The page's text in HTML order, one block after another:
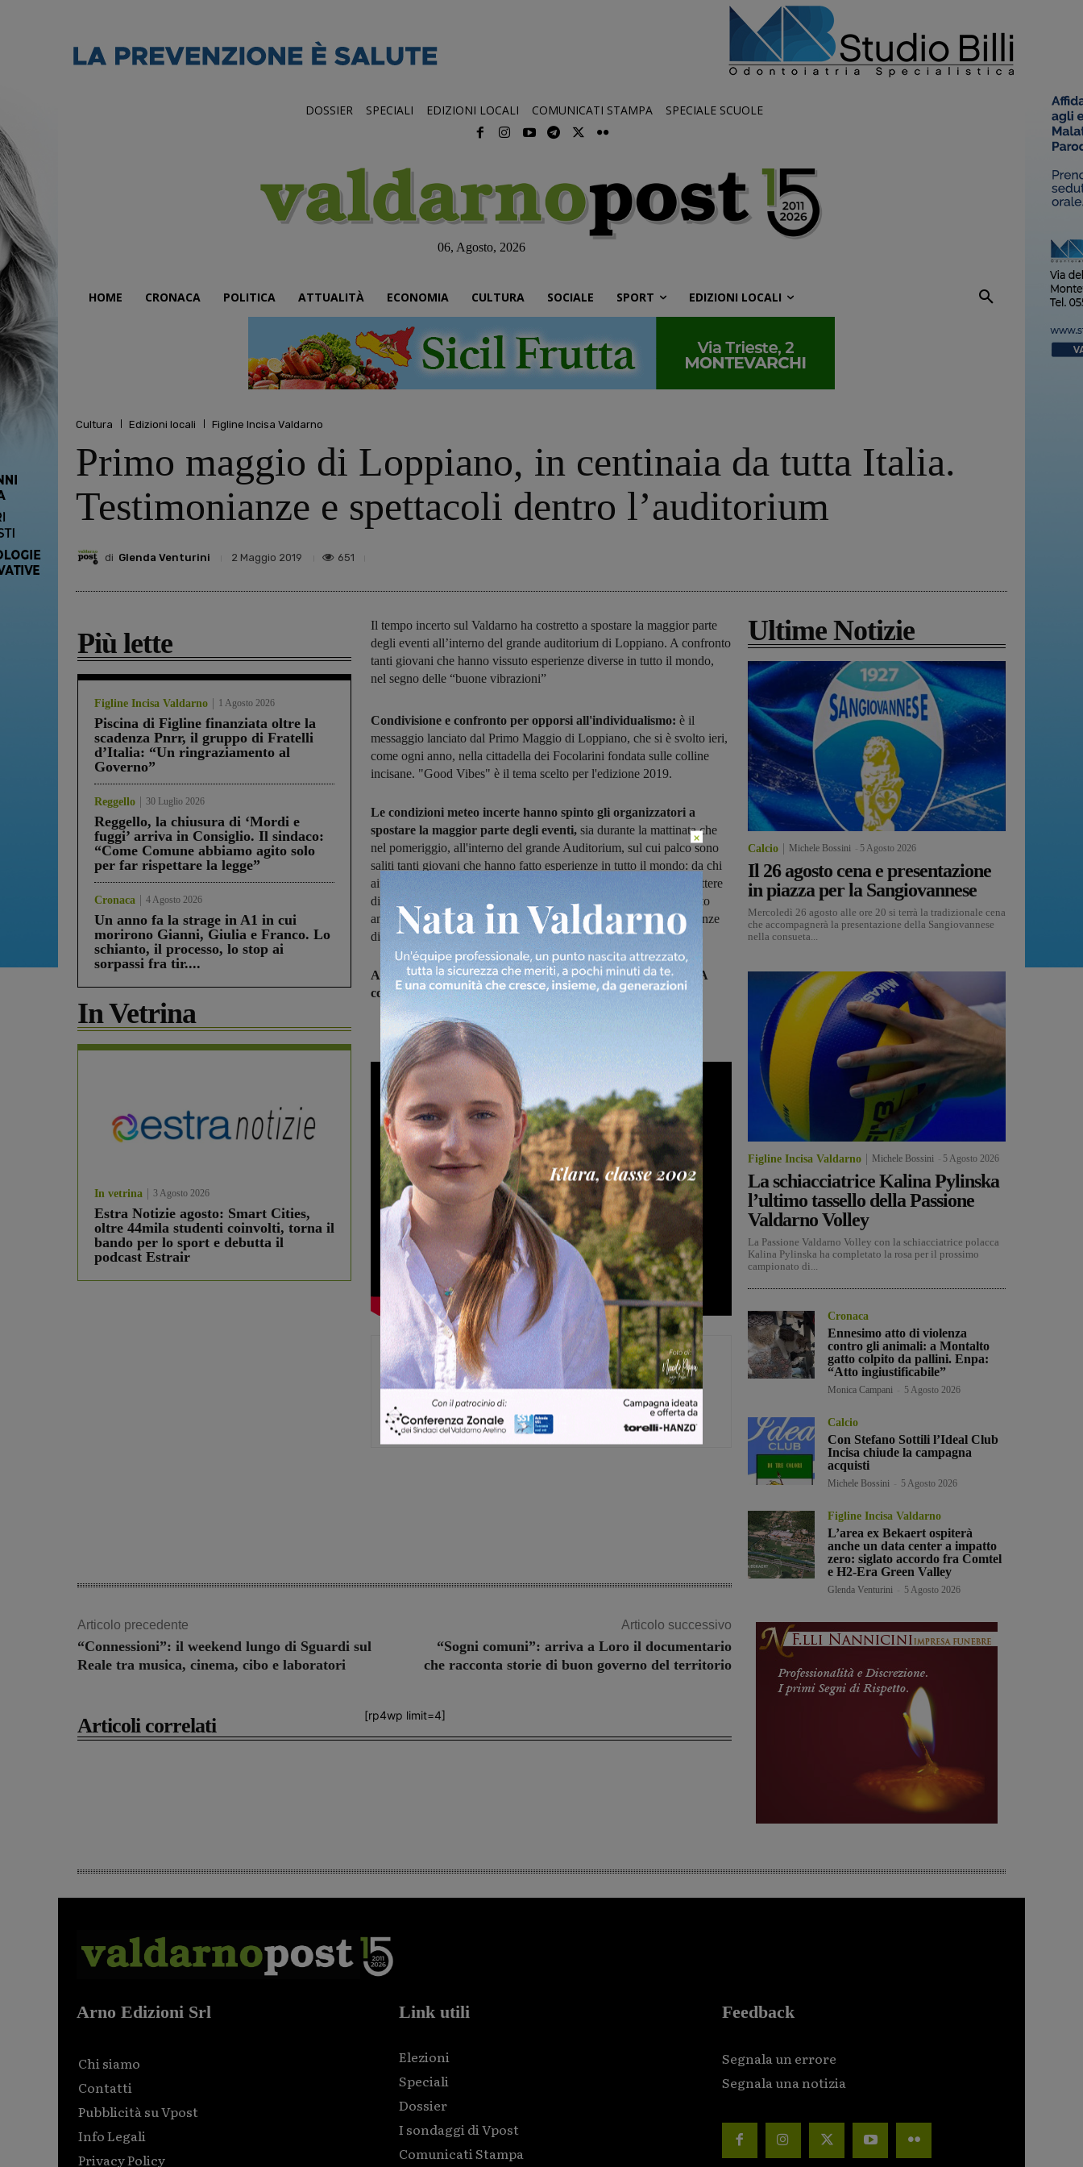
DOSSIER SPECIALI EDIZIONI LOCALI COMUNICATI STAMPA SPECIALE SCUOLE
06, Agosto, 2026
HOME CRONACA POLITICA ATTUALITÀ ECONOMIA CULTURA SOCIALE SPORT EDIZIONI LOCALI
Cultura Edizioni locali Figline Incisa Valdarno
Primo maggio di Loppiano, in centinaia da tutta Italia.
Testimonianze e spettacoli dentro l’auditorium
di Glenda Venturini 2 Maggio 2019 651
Più lette
Figline Incisa Valdarno 1 Agosto 2026
Piscina di Figline finanziata oltre la
scadenza Pnrr, il gruppo di Fratelli
d’Italia: “Un ringraziamento al
Governo”
Reggello 30 Luglio 2026
Reggello, la chiusura di ‘Mordi e
fuggi’ arriva in Consiglio. Il sindaco:
“Come Comune abbiamo agito solo
per far rispettare la legge”
Cronaca 4 Agosto 2026
Un anno fa la strage in A1 in cui
morirono Gianni, Giulia e Franco. Lo
schianto, il processo, lo stop ai
sorpassi fra tir....
In Vetrina
In vetrina 3 Agosto 2026
Estra Notizie agosto: Smart Cities,
oltre 44mila studenti coinvolti, torna il
bando per lo sport e debutta il
podcast Estrair
Il tempo incerto sul Valdarno ha costretto a spostare la maggior parte
degli eventi all’interno del grande auditorium di Loppiano. A confronto
tanti giovani che hanno vissuto esperienze diverse in tutto il mondo,
nel segno delle “buone vibrazioni”
Condivisione e confronto per opporsi all'individualismo: è il
messaggio lanciato dal Primo Maggio di Loppiano, che si è svolto ieri,
come ogni anno, nella cittadella dei Focolarini fondata sulle colline
incisane. "Good Vibes" è il tema scelto per l'edizione 2019.
Le condizioni meteo incerte hanno spinto gli organizzatori a
spostare la maggior parte degli eventi, sia durante la mattinata che
nel pomeriggio, all'interno del grande Auditorium, sul cui palco sono
saliti tanti giovani che hanno fatto esperienze in tutto il mondo: da chi
aiuta i senzatetto, a chi opera in associazioni che aiutano a combattere
dipendenze di ogni tipo, a chi opera in contesti difficili. Si è parlato
anche del confronto con religioni e confessioni diverse, di esperienze
di condivisione di un cammino comune.
A fare da cornice, musica, balli e iniziative anche all'esterno. A
concludere la giornata, invece, il conerto del Gen Rosso.
Glenda Venturini
Capo redattore
Articolo precedente
“Connessioni”: il weekend lungo di Sguardi sul
Reale tra musica, cinema, cibo e laboratori
Articolo successivo
“Sogni comuni”: arriva a Loro il documentario
che racconta storie di buon governo del territorio
[rp4wp limit=4]
Articoli correlati
Ultime Notizie
Calcio Michele Bossini 5 Agosto 2026
Il 26 agosto cena e presentazione
in piazza per la Sangiovannese
Mercoledì 26 agosto alle ore 20 si terrà la tradizionale cena
che accompagnerà la presentazione della Sangiovannese
nella consueta...
Figline Incisa Valdarno Michele Bossini 5 Agosto 2026
La schiacciatrice Kalina Pylinska
l’ultimo tassello della Passione
Valdarno Volley
La Passione Valdarno Volley con la schiacciatrice polacca
Kalina Pylinska ha completato la rosa per il prossimo
campionato di...
Cronaca
Ennesimo atto di violenza
contro gli animali: a Montalto
gatto colpito da pallini. Enpa:
“Atto ingiustificabile”
Monica Campani 5 Agosto 2026
Calcio
Con Stefano Sottili l’Ideal Club
Incisa chiude la campagna
acquisti
Michele Bossini 5 Agosto 2026
Figline Incisa Valdarno
L’area ex Bekaert ospiterà
anche un data center a impatto
zero: siglato accordo fra Comtel
e H2-Era Green Valley
Glenda Venturini 5 Agosto 2026
Arno Edizioni Srl
Chi siamo
Contatti
Pubblicità su Vpost
Info Legali
Privacy Policy
Link utili
Elezioni
Speciali
Dossier
I sondaggi di Vpost
Comunicati Stampa
Feedback
Segnala un errore
Segnala una notizia
×